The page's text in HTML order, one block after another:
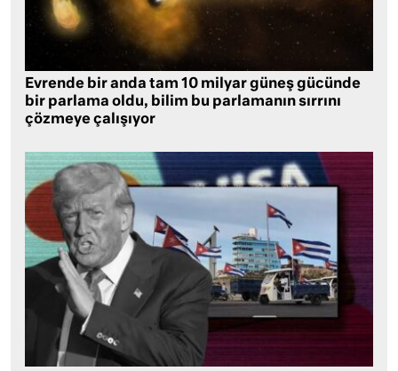
Evrende bir anda tam 10 milyar güneş gücünde
bir parlama oldu, bilim bu parlamanın sırrını
çözmeye çalışıyor